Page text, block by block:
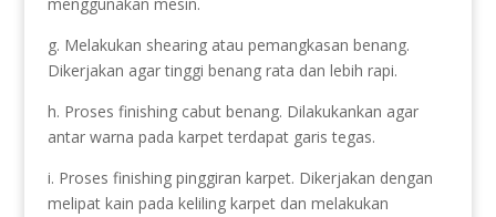
g. Melakukan shearing atau pemangkasan benang.
Dikerjakan agar tinggi benang rata dan lebih rapi.
h. Proses finishing cabut benang. Dilakukankan agar
antar warna pada karpet terdapat garis tegas.
i. Proses finishing pinggiran karpet. Dikerjakan dengan
melipat kain pada keliling karpet dan melakukan